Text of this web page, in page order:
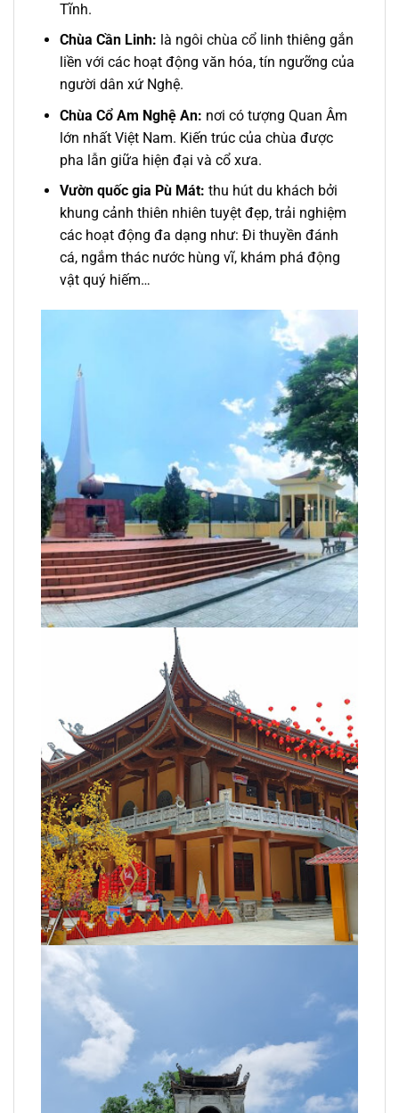
Tĩnh.
Chùa Cần Linh: là ngôi chùa cổ linh thiêng gắn
liền với các hoạt động văn hóa, tín ngưỡng của
người dân xứ Nghệ.
Chùa Cổ Am Nghệ An: nơi có tượng Quan Âm
lớn nhất Việt Nam. Kiến trúc của chùa được
pha lẫn giữa hiện đại và cổ xưa.
Vườn quốc gia Pù Mát: thu hút du khách bởi
khung cảnh thiên nhiên tuyệt đẹp, trải nghiệm
các hoạt động đa dạng như: Đi thuyền đánh
cá, ngắm thác nước hùng vĩ, khám phá động
vật quý hiếm…